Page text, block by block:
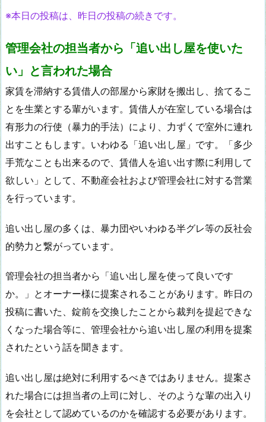
※本日の投稿は、昨日の投稿の続きです。
管理会社の担当者から 「追い出し屋を使いた
い」と言われた場合
家賃を滞納する賃借人の部屋から家財を搬出し、捨てるこ
とを生業とする輩がいます。賃借人が在室している場合は
有形力の行使（暴力的手法）により、力ずくで室外に連れ
出すこともします。いわゆる「追い出し屋」です。「多少
手荒なことも出来るので、賃借人を追い出す際に利用して
欲しい」として、不動産会社および管理会社に対する営業
を行っています。
追い出し屋の多くは、暴力団やいわゆる半グレ等の反社会
的勢力と繋がっています。
管理会社の担当者から「追い出し屋を使って良いです
か。」とオーナー様に提案されることがあります。昨日の
投稿に書いた、錠前を交換したことから裁判を提起できな
くなった場合等に、管理会社から追い出し屋の利用を提案
されたという話を聞きます。
追い出し屋は絶対に利用するべきではありません。提案さ
れた場合には担当者の上司に対し、そのような輩の出入り
を会社として認めているのかを確認する必要があります。